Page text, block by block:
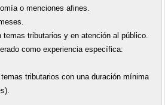
o menciones afines.
tributarios y en atención al público.
como experiencia específica:
tributarios con una duración mínima